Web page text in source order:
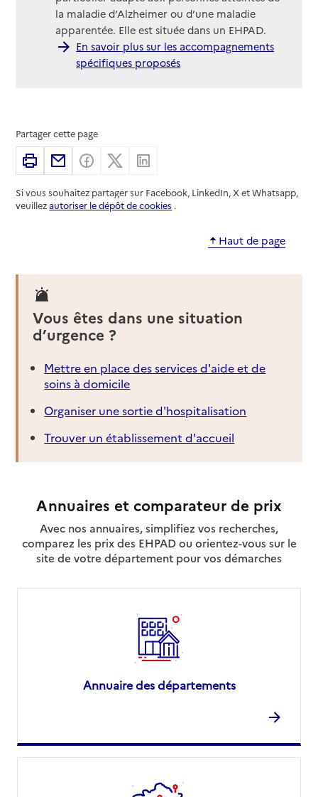
la maladie d’Alzheimer ou d’une maladie
apparentée. Elle est située dans un EHPAD.
En savoir plus sur les accompagnements
spécifiques proposés
Partager cette page
ImprimerPartager par email
Partager sur Facebook
Partager sur X
Si vous souhaitez partager sur Facebook, LinkedIn, X et Whatsapp,
veuillezautoriser le dépôt de cookies .
Haut de page
Vous êtes dans une situation
d’urgence ?
Mettre en place des services d'aide et de
soins à domicile
Organiser une sortie d'hospitalisation
Trouver un établissement d'accueil
Annuaires et comparateur de prix
Avec nos annuaires, simplifiez vos recherches,
comparez les prix des EHPAD ou orientez-vous sur le
site de votre département pour vos démarches
Annuaire des départements